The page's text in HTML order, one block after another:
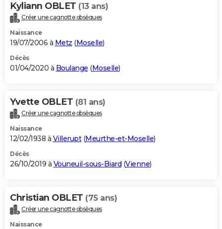
Kyliann OBLET (13 ans)
Créer une cagnotte obsèques
Naissance
19/07/2006 à Metz (Moselle)
Décès
01/04/2020 à Boulange (Moselle)
Yvette OBLET (81 ans)
Créer une cagnotte obsèques
Naissance
12/02/1938 à Villerupt(Meurthe-et-Moselle)
Décès
26/10/2019 à Vouneuil-sous-Biard (Vienne)
Christian OBLET (75 ans)
Créer une cagnotte obsèques
Naissance